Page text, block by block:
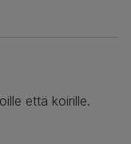
että koirille.